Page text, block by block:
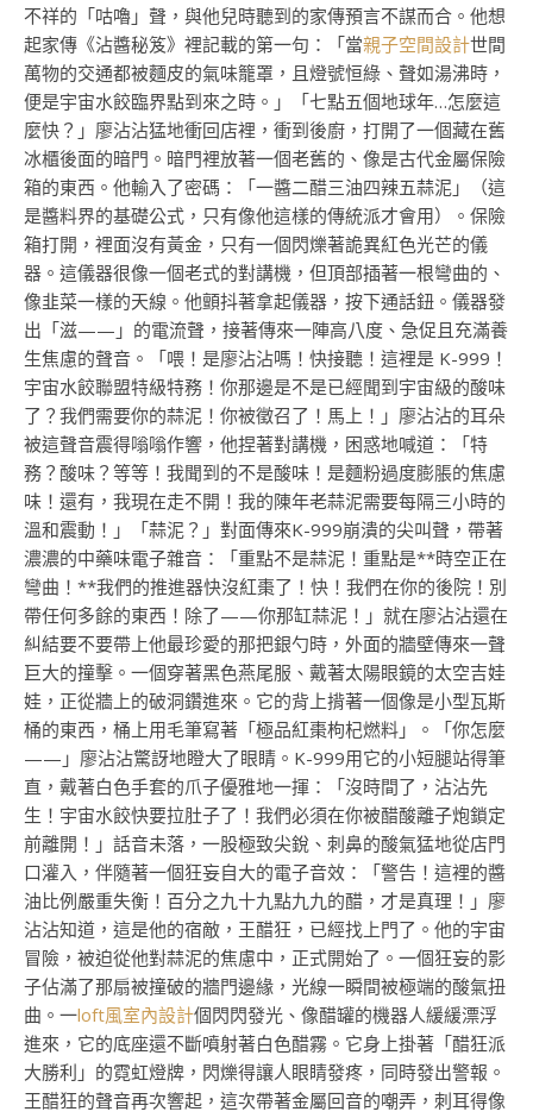
不祥的「咕嚕」聲，與他兒時聽到的家傳預言不謀而合。他想
起家傳《沾醬秘笈》裡記載的第一句：「當親子空間設計世間
萬物的交通都被麵皮的氣味籠罩，且燈號恒綠、聲如湯沸時，
便是宇宙水餃臨界點到來之時。」「七點五個地球年…怎麼這
麼快？」廖沾沾猛地衝回店裡，衝到後廚，打開了一個藏在舊
冰櫃後面的暗門。暗門裡放著一個老舊的、像是古代金屬保險
箱的東西。他輸入了密碼：「一醬二醋三油四辣五蒜泥」（這
是醬料界的基礎公式，只有像他這樣的傳統派才會用）。保險
箱打開，裡面沒有黃金，只有一個閃爍著詭異紅色光芒的儀
器。這儀器很像一個老式的對講機，但頂部插著一根彎曲的、
像韭菜一樣的天線。他顫抖著拿起儀器，按下通話鈕。儀器發
出「滋——」的電流聲，接著傳來一陣高八度、急促且充滿養
生焦慮的聲音。「喂！是廖沾沾嗎！快接聽！這裡是 K-999！
宇宙水餃聯盟特級特務！你那邊是不是已經聞到宇宙級的酸味
了？我們需要你的蒜泥！你被徵召了！馬上！」廖沾沾的耳朵
被這聲音震得嗡嗡作響，他捏著對講機，困惑地喊道：「特
務？酸味？等等！我聞到的不是酸味！是麵粉過度膨脹的焦慮
味！還有，我現在走不開！我的陳年老蒜泥需要每隔三小時的
溫和震動！」「蒜泥？」對面傳來K-999崩潰的尖叫聲，帶著
濃濃的中藥味電子雜音：「重點不是蒜泥！重點是**時空正在
彎曲！**我們的推進器快沒紅棗了！快！我們在你的後院！別
帶任何多餘的東西！除了——你那缸蒜泥！」就在廖沾沾還在
糾結要不要帶上他最珍愛的那把銀勺時，外面的牆壁傳來一聲
巨大的撞擊。一個穿著黑色燕尾服、戴著太陽眼鏡的太空吉娃
娃，正從牆上的破洞鑽進來。它的背上揹著一個像是小型瓦斯
桶的東西，桶上用毛筆寫著「極品紅棗枸杞燃料」。「你怎麼
——」廖沾沾驚訝地瞪大了眼睛。K-999用它的小短腿站得筆
直，戴著白色手套的爪子優雅地一揮：「沒時間了，沾沾先
生！宇宙水餃快要拉肚子了！我們必須在你被醋酸離子炮鎖定
前離開！」話音未落，一股極致尖銳、刺鼻的酸氣猛地從店門
口灌入，伴隨著一個狂妄自大的電子音效：「警告！這裡的醬
油比例嚴重失衡！百分之九十九點九九的醋，才是真理！」廖
沾沾知道，這是他的宿敵，王醋狂，已經找上門了。他的宇宙
冒險，被迫從他對蒜泥的焦慮中，正式開始了。一個狂妄的影
子佔滿了那扇被撞破的牆門邊緣，光線一瞬間被極端的酸氣扭
曲。一loft風室內設計個閃閃發光、像醋罐的機器人緩緩漂浮
進來，它的底座還不斷噴射著白色醋霧。它身上掛著「醋狂派
大勝利」的霓虹燈牌，閃爍得讓人眼睛發疼，同時發出警報。
王醋狂的聲音再次響起，這次帶著金屬回音的嘲弄，刺耳得像